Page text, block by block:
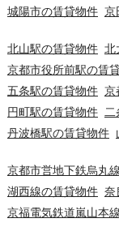
城陽市の賃貸物件 京
北山駅の賃貸物件 北
京都市役所前駅の賃
五条駅の賃貸物件 京
円町駅の賃貸物件
丹波橋駅の賃貸物件
京都市営地下鉄烏丸
湖西線の賃貸物件 奈
京福電気鉄道嵐山本